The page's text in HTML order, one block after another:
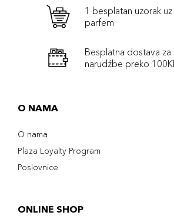
1 besplatan uzorak uz
parfem
Besplatna dostava za
narudźbe preko
O NAMA
O nama
Plaza Loyalty Program
Poslovnice
ONLINE SHOP